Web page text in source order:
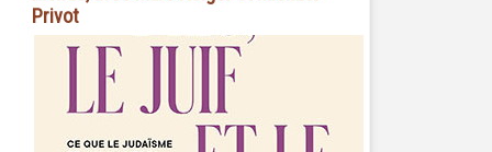
Privot